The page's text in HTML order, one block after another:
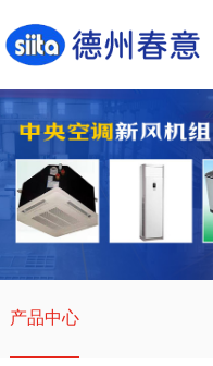
产品中心